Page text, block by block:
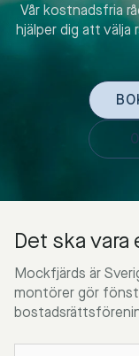
Vår kostnadsfria
hjälper dig att
Det ska
Mockfjärds är
montörer gör